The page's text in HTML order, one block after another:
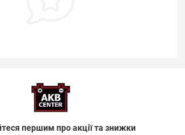
першим про акції та знижки